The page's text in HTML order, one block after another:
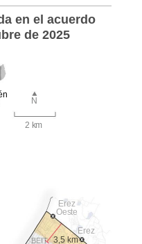
en el acuerdo
de 2025
N
2 km
Erez
Oeste
Erez
3,5 km
BEIT